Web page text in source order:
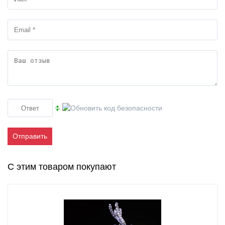
Отправить
С этим товаром покупают